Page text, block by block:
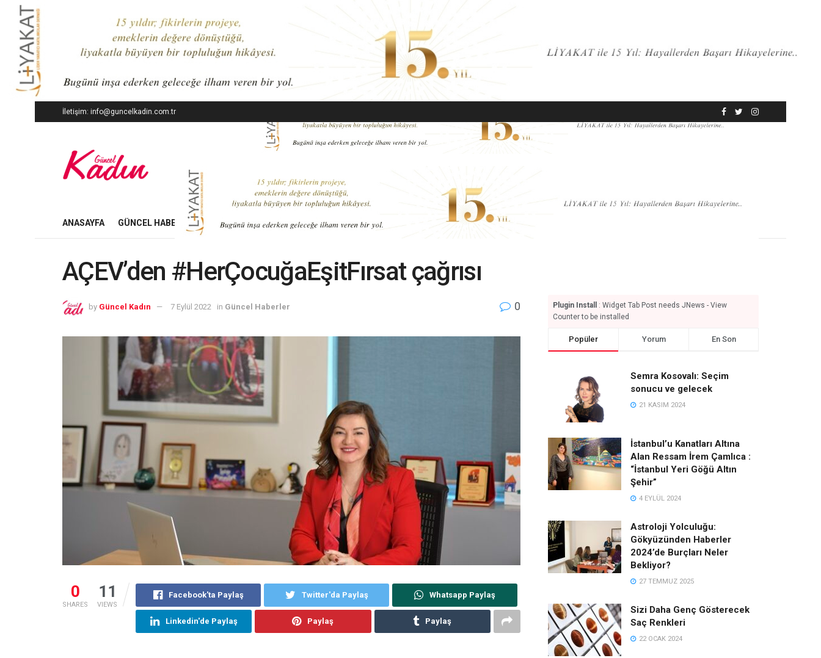
İletişim: info@guncelkadin.com.tr
ANASAYFA GÜNCEL HABERLER İŞ DÜNYASI EKONOMI MODA GÜZELLIK YAŞAM SANAT
AÇEV’den #HerÇocuğaEşitFırsat çağrısı
by Güncel Kadın 7 Eylül 2022 in Güncel Haberler 0
0
SHARES
11
VIEWS
Facebook'ta Paylaş Twitter'da Paylaş Whatsapp Paylaş
Linkedin'de Paylaş Paylaş Paylaş
Plugin Install
: Widget Tab Post needs JNews - View
Counter to be installed
Popüler Yorum En Son
Semra Kosovalı: Seçim
sonucu ve gelecek
21 KASIM 2024
İstanbul’u Kanatları Altına
Alan Ressam İrem Çamlıca :
“İstanbul Yeri Göğü Altın
Şehir”
4 EYLÜL 2024
Astroloji Yolculuğu:
Gökyüzünden Haberler
2024’de Burçları Neler
Bekliyor?
27 TEMMUZ 2025
Sizi Daha Genç Gösterecek
Saç Renkleri
22 OCAK 2024